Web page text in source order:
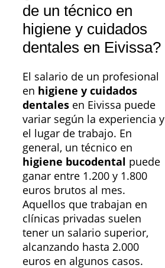
de un técnico en
higiene y cuidados
dentales en Eivissa?
El salario de un profesional
en higiene y cuidados
dentales en Eivissa puede
variar según la experiencia y
el lugar de trabajo. En
general, un técnico en
higiene bucodental puede
ganar entre 1.200 y 1.800
euros brutos al mes.
Aquellos que trabajan en
clínicas privadas suelen
tener un salario superior,
alcanzando hasta 2.000
euros en algunos casos.